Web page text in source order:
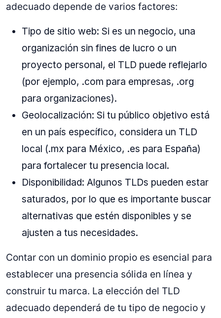
adecuado depende de varios factores:
Tipo de sitio web: Si es un negocio, una
organización sin fines de lucro o un
proyecto personal, el TLD puede reflejarlo
(por ejemplo, .com para empresas, .org
para organizaciones).
Geolocalización: Si tu público objetivo está
en un país específico, considera un TLD
local (.mx para México, .es para España)
para fortalecer tu presencia local.
Disponibilidad: Algunos TLDs pueden estar
saturados, por lo que es importante buscar
alternativas que estén disponibles y se
ajusten a tus necesidades.
Contar con un dominio propio es esencial para
establecer una presencia sólida en línea y
construir tu marca. La elección del TLD
adecuado dependerá de tu tipo de negocio y